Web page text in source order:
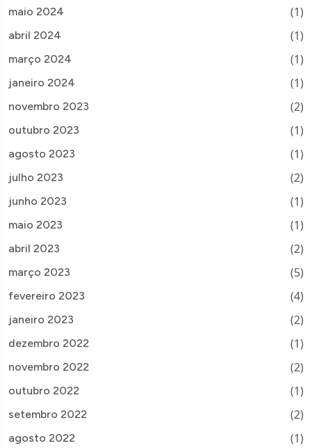
maio 2024 (1)
abril 2024 (1)
março 2024 (1)
janeiro 2024 (1)
novembro 2023 (2)
outubro 2023 (1)
agosto 2023 (1)
julho 2023 (2)
junho 2023 (1)
maio 2023 (1)
abril 2023 (2)
março 2023 (5)
fevereiro 2023 (4)
janeiro 2023 (2)
dezembro 2022 (1)
novembro 2022 (2)
outubro 2022 (1)
setembro 2022 (2)
agosto 2022 (1)